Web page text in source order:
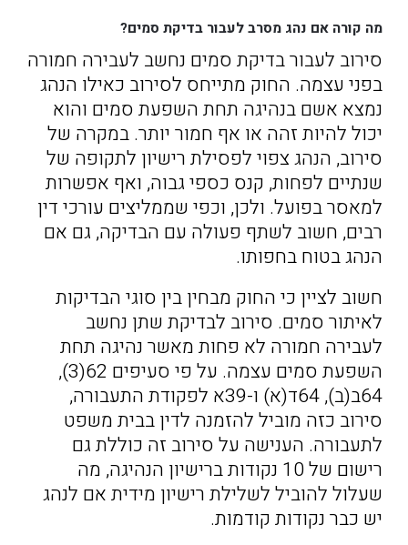
מה קורה אם נהג מסרב לעבור בדיקת סמים?
סירוב לעבור בדיקת סמים נחשב לעבירה חמורה
בפני עצמה. החוק מתייחס לסירוב כאילו הנהג
נמצא אשם בנהיגה תחת השפעת סמים והוא
יכול להיות זהה או אף חמור יותר. במקרה של
סירוב, הנהג צפוי לפסילת רישיון לתקופה של
שנתיים לפחות, קנס כספי גבוה, ואף אפשרות
למאסר בפועל. ולכן, וכפי שממליצים עורכי דין
רבים, חשוב לשתף פעולה עם הבדיקה, גם אם
הנהג בטוח בחפותו.
חשוב לציין כי החוק מבחין בין סוגי הבדיקות
לאיתור סמים. סירוב לבדיקת שתן נחשב
לעבירה חמורה לא פחות מאשר נהיגה תחת
השפעת סמים עצמה. על פי סעיפים 62(3),
64ב(ב), 64ד(א) ו-39א לפקודת התעבורה,
סירוב כזה מוביל להזמנה לדין בבית משפט
לתעבורה. הענישה על סירוב זה כוללת גם
רישום של 10 נקודות ברישיון הנהיגה, מה
שעלול להוביל לשלילת רישיון מידית אם לנהג
יש כבר נקודות קודמות.